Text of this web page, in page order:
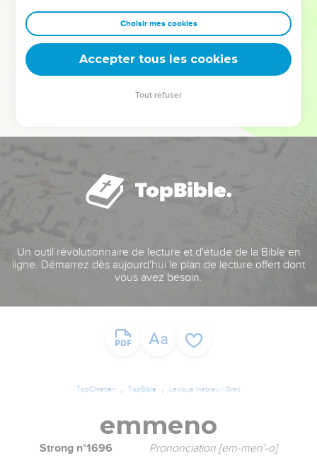
clés pour avancer avec plus de sagesse afin que leurs erreurs
deviennent vos tremplins. Que vous guidiez un ministère, une
équipe, un groupe ou une famille, leur expérience est faite
Un outil révolutionnaire de lecture et d'étude de la Bible en
ligne. Démarrez dès aujourd'hui le plan de lecture offert dont
vous avez besoin.
TopChrétien TopBible Lexique Hébreu / Grec
emmeno
Strong n°1696 Prononciation [em-men'-o]
Choisir mes cookies
Accepter tous les cookies
Tout refuser